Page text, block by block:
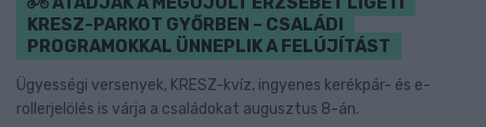
KRESZ-PARKOT GYŐRBEN – CSALÁDI
PROGRAMOKKAL ÜNNEPLIK A FELÚJÍTÁST
Ügyességi versenyek, KRESZ-kvíz, ingyenes kerékpár- és e-
rollerjelölés is várja a családokat augusztus 8-án.